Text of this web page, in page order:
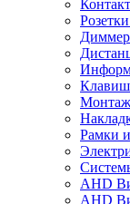
Рамки
AHD
AHD